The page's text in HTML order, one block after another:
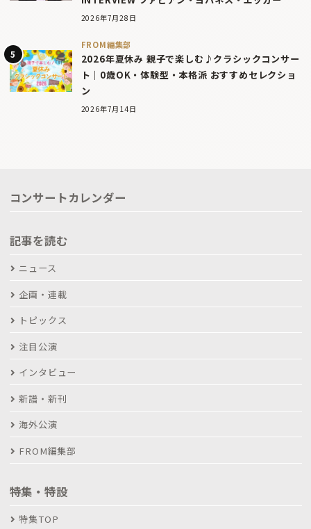
2026年7月28日
FROM編集部
2026年夏休み 親子で楽しむ♪クラシックコンサー
ト｜0歳OK・体験型・本格派 おすすめセレクショ
ン
2026年7月14日
コンサートカレンダー
記事を読む
ニュース
企画・連載
トピックス
注目公演
インタビュー
新譜・新刊
海外公演
FROM編集部
特集・特設
特集TOP